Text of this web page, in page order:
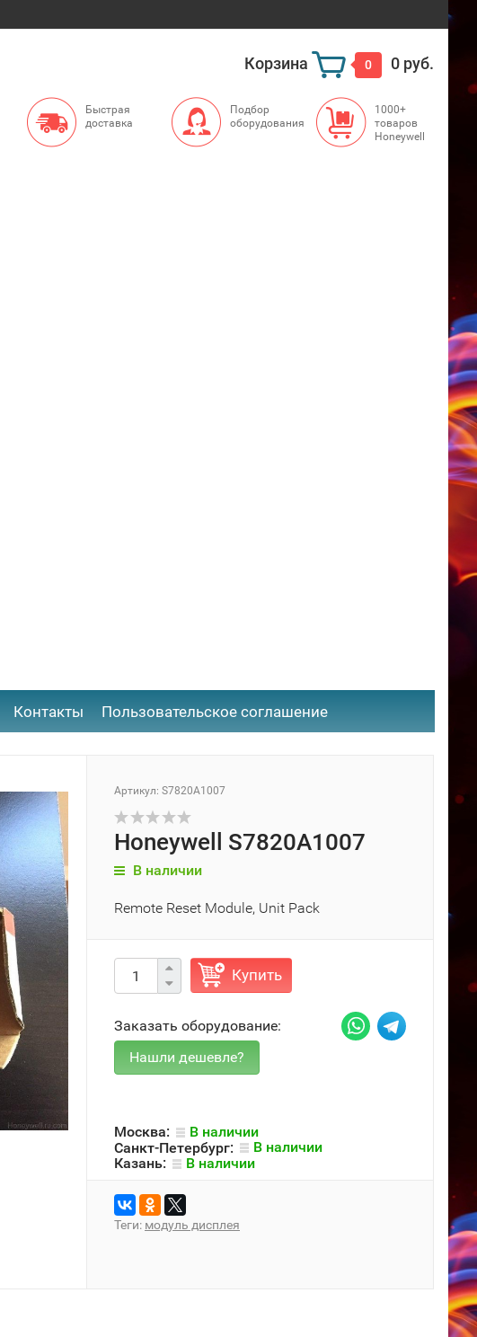
Корзина 0 0 руб.
Быстрая
доставка
Подбор
оборудования
1000+
товаров
Honeywell
Контакты ​Пользовательское соглашение
Артикул: S7820A1007
Honeywell S7820A1007
В наличии
Remote Reset Module, Unit Pack
Купить
Заказать оборудование:
Москва:
В наличии
Санкт-Петербург:
В наличии
Казань:
В наличии
Теги: модуль дисплея